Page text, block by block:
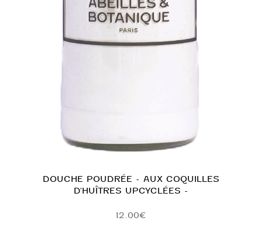
DOUCHE POUDRÉE - AUX COQUILLES
D'HUÎTRES UPCYCLÉES -
12.00€